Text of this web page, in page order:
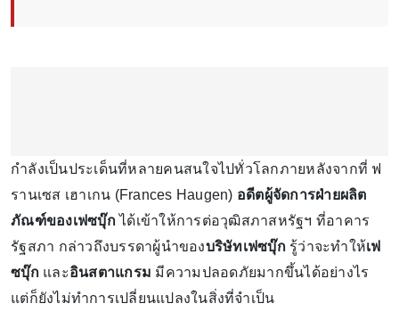
กำลังเป็นประเด็นที่หลายคนสนใจไปทั่วโลกภายหลังจากที่ ฟ
รานเซส เฮาเกน (Frances Haugen) อดีตผู้จัดการฝ่ายผลิต
ภัณฑ์ของเฟซบุ๊กได้เข้าให้การต่อวุฒิสภาสหรัฐฯ ที่อาคาร
รัฐสภา กล่าวถึงบรรดาผู้นำของบริษัทเฟซบุ๊กรู้ว่าจะทำให้เฟ
ซบุ๊กและอินสตาแกรม มีความปลอดภัยมากขึ้นได้อย่างไร
แต่ก็ยังไม่ทำการเปลี่ยนแปลงในสิ่งที่จำเป็น